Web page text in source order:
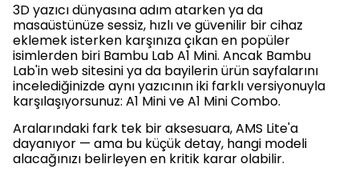
3D yazıcı dünyasına adım atarken ya da
masaüstünüze sessiz, hızlı ve güvenilir bir cihaz
eklemek isterken karşınıza çıkan en popüler
isimlerden biri Bambu Lab A1 Mini. Ancak Bambu
Lab'in web sitesini ya da bayilerin ürün sayfalarını
incelediğinizde aynı yazıcının iki farklı versiyonuyla
karşılaşıyorsunuz: A1 Mini ve A1 Mini Combo.
Aralarındaki fark tek bir aksesuara, AMS Lite'a
dayanıyor — ama bu küçük detay, hangi modeli
alacağınızı belirleyen en kritik karar olabilir.